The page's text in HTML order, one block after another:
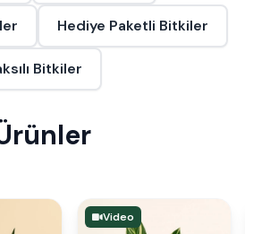
Hediye Paketli Bitkiler
Bitkiler
Video